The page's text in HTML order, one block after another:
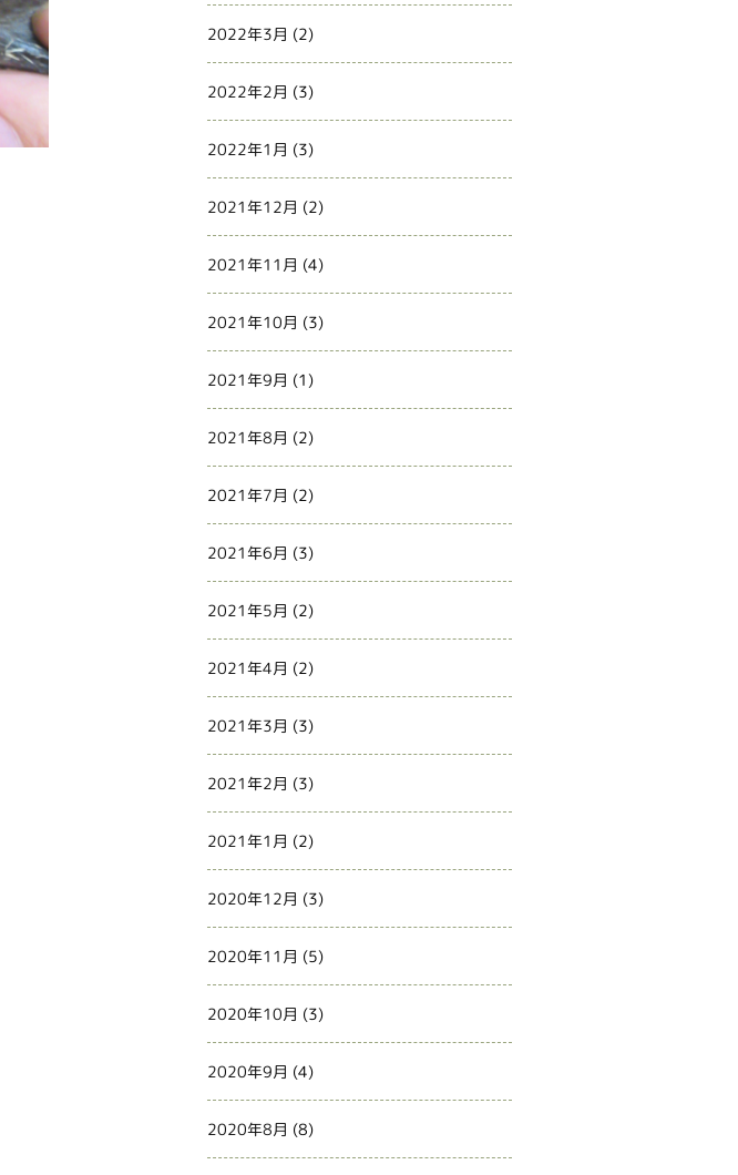
2022年3月 (2)
2022年2月 (3)
2022年1月 (3)
2021年12月 (2)
2021年11月 (4)
2021年10月 (3)
2021年9月 (1)
2021年8月 (2)
2021年7月 (2)
2021年6月 (3)
2021年5月 (2)
2021年4月 (2)
2021年3月 (3)
2021年2月 (3)
2021年1月 (2)
2020年12月 (3)
2020年11月 (5)
2020年10月 (3)
2020年9月 (4)
2020年8月 (8)